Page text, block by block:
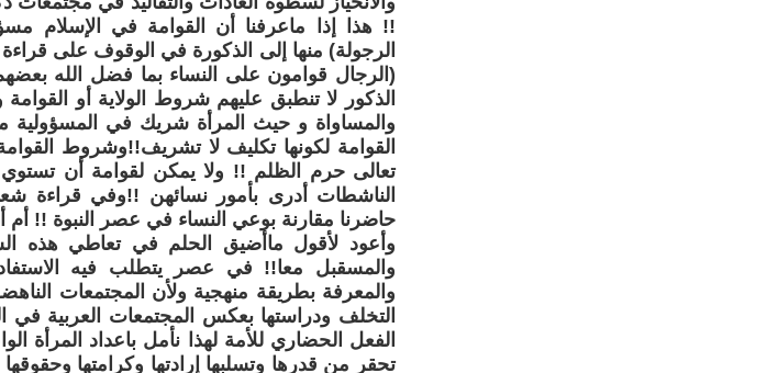
!! هذا إذا ماعرفنا أن القوامة في الإسلام
الرجولة) منها إلى الذكورة في الوقوف على
الذكور لا تنطبق عليهم شروط الولاية أو
والمساواة و حيث المرأة شريك في
القوامة لكونها تكليف لا تشريف!!وشروط
تعالى حرم الظلم !! ولا يمكن لقوامة أن
الناشطات أدرى بأمور نسائهن !!وفي قراءة
حاضرنا مقارنة بوعي النساء في عصر النبوة !!
وأعود لأقول ماأضيق الحلم في تعاطي هذه
والمسقبل معا!! في عصر يتطلب فيه
والمعرفة بطريقة منهجية ولأن المجتمعات
التخلف ودراستها بعكس المجتمعات العربية
الفعل الحضاري للأمة لهذا نأمل باعداد المرأة
تحقر من قدرها وتسلبها إرادتها وكرامتها